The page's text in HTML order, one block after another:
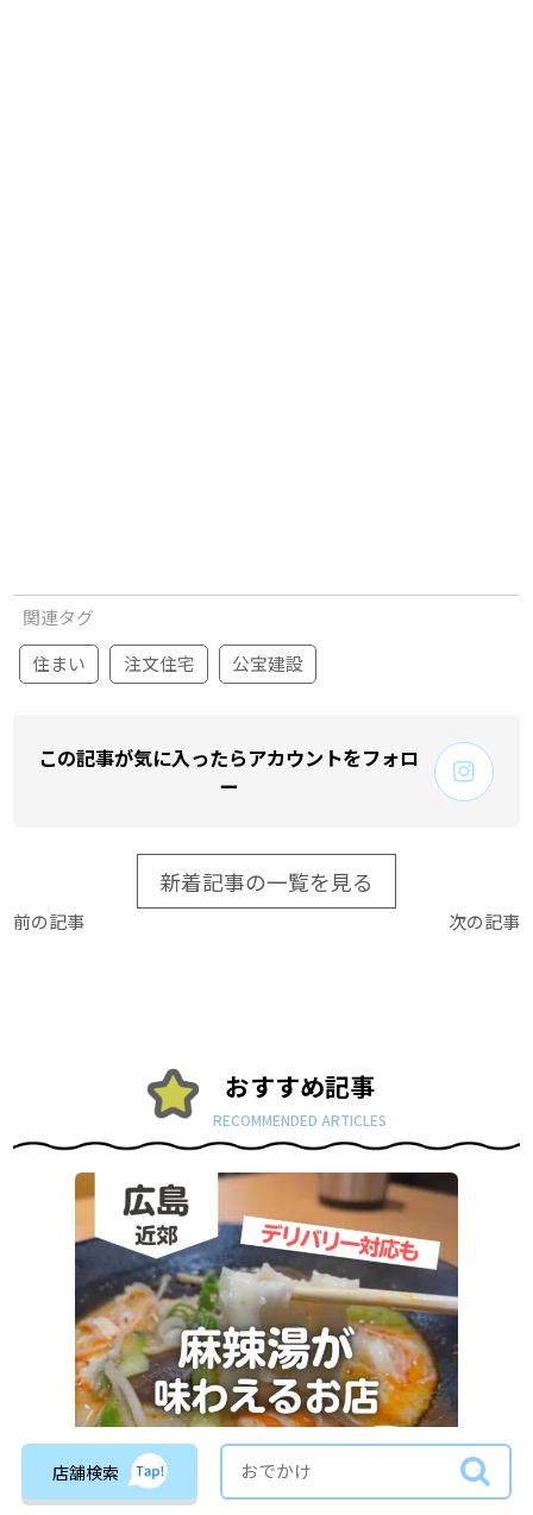
関連タグ
住まい
注文住宅 公宝建設
この記事が気に入ったらアカウントをフォロ
ー
新着記事の一覧を見る
前の記事 次の記事
おすすめ記事
RECOMMENDED ARTICLES
店舗検索